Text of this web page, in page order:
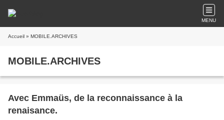
MENU
Accueil » MOBILE.ARCHIVES
MOBILE.ARCHIVES
Avec Emmaüs, de la reconnaissance à la
renaisance.